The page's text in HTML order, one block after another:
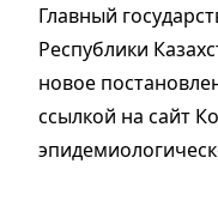
Главный
Республики
новое
ссылкой на сайт